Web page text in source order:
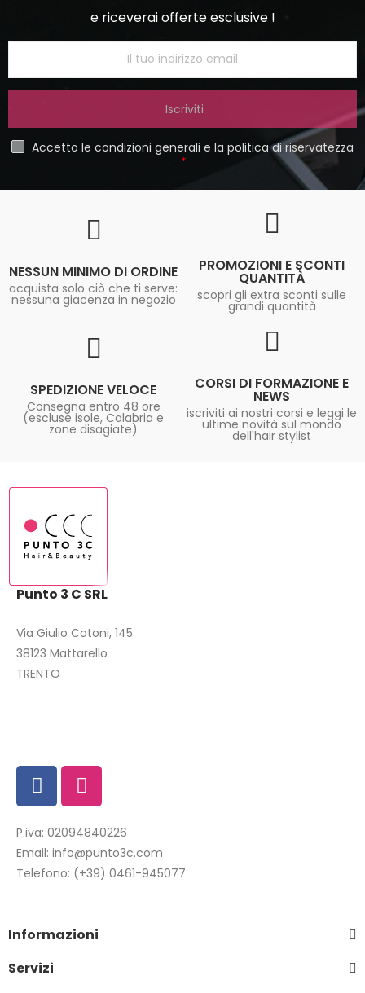
e riceverai offerte esclusive !
Iscriviti
Accetto le condizioni generali e la politica di riservatezza
NESSUN MINIMO DI ORDINE
acquista solo ciò che ti serve:
nessuna giacenza in negozio
PROMOZIONI E SCONTI
QUANTITÀ
scopri gli extra sconti sulle
grandi quantità
SPEDIZIONE VELOCE
Consegna entro 48 ore
(escluse isole, Calabria e
zone disagiate)
CORSI DI FORMAZIONE E
NEWS
iscriviti ai nostri corsi e leggi le
ultime novità sul mondo
dell'hair stylist
Punto 3 C SRL
Via Giulio Catoni, 145
38123 Mattarello
TRENTO
P.iva: 02094840226
Email: info@punto3c.com
Telefono: (+39) 0461-945077
Informazioni
Servizi